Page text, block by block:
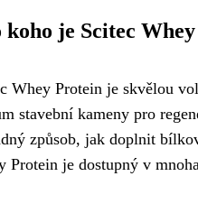
koho je Scitec
Whey Protein je skvělou
stavební kameny pro
způsob, jak doplnit
Protein je dostupný v